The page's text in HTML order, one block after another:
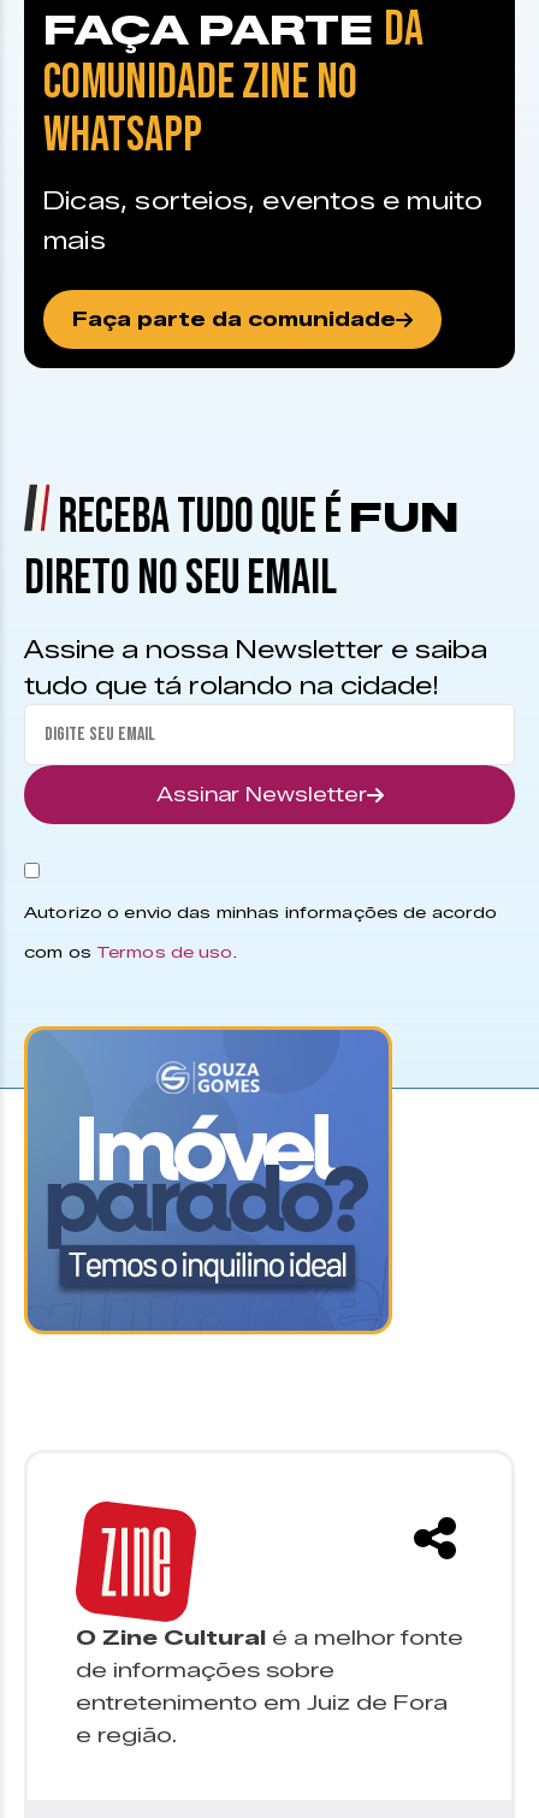
FAÇA PARTE DA
COMUNIDADE ZINE NO
WHATSAPP
Dicas, sorteios, eventos e muito
mais
Faça parte da comunidade
RECEBA TUDO QUE É FUN
DIRETO NO SEU EMAIL
Assine a nossa Newsletter e saiba
tudo que tá rolando na cidade!
Assinar Newsletter
Autorizo o envio das minhas informações de acordo
com os Termos de uso.
O Zine Cultural é a melhor fonte
de informações sobre
entretenimento em Juiz de Fora
e região.